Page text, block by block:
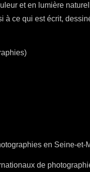
et en lumière
à ce qui est écrit,
en Seine-
de